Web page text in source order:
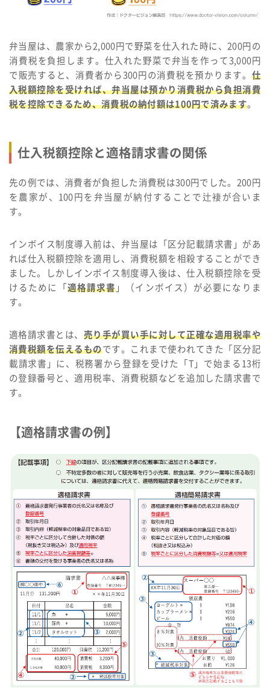
弁当屋は、農家から2,000円で野菜を仕入れた時に、200円の
消費税を負担します。仕入れた野菜で弁当を作って3,000円
で販売すると、消費者から300円の消費税を預かります。 仕
入税額控除を受ければ、弁当屋は預かり消費税から負担消費
税を控除できるため、消費税の納付額は100円で済みます。
仕入税額控除と適格請求書の関係
先の例では、消費者が負担した消費税は300円でした。200円
を農家が、100円を弁当屋が納付することで辻褄が合いま
す。
インボイス制度導入前は、弁当屋は「区分記載請求書」があ
れば仕入税額控除を適用し、消費税額を相殺することができ
ました。しかしインボイス制度導入後は、仕入税額控除を受
けるために「 適格請求書 」（インボイス）が必要になりま
す。
適格請求書とは、 売り手が買い手に対して正確な適用税率や
消費税額を伝えるものです。これまで使われてきた「区分記
載請求書」に、税務署から登録を受けた「T」で始まる13桁
の登録番号と、適用税率、消費税額などを追加した請求書で
す。
【適格請求書の例】